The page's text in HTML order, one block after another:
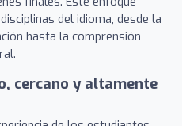
del idioma, desde la
hasta la comprensión
cercano y altamente